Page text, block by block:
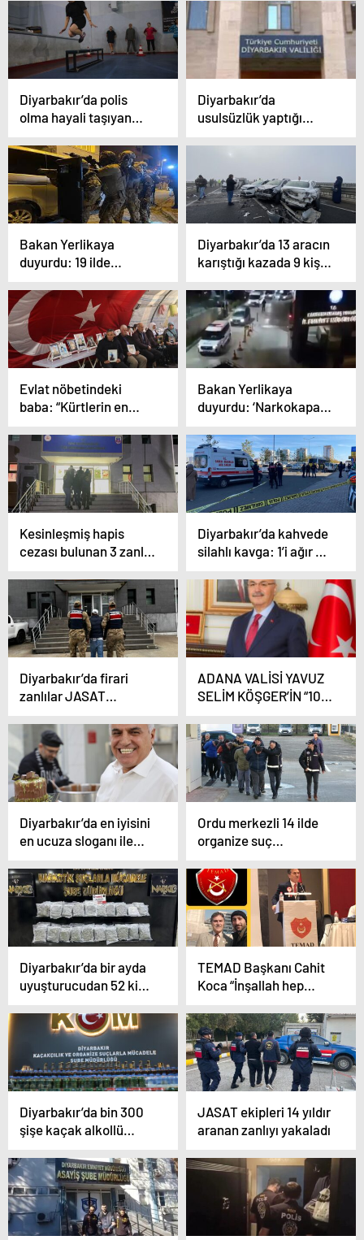
kapsamında Elazığ İl
Başkanlığına Ayfer Koç
Atandı
Diyarbakır’da polis
olma hayali taşıyan
döküyor
Diyarbakır’da
usulsüzlük yaptığı
kurumu süresiz
kapatıldı
Bakan Yerlikaya
duyurdu: 19 ilde
operasyonlarında 40
şüpheli terör örgütü
mensubu yakalandı
Diyarbakır’da 13 aracın
karıştığı kazada 9 kişi
Evlat nöbetindeki
baba: “Kürtlerin en
örgütüdür”
Bakan Yerlikaya
duyurdu: ‘Narkokapan-
Kesinleşmiş hapis
cezası bulunan 3 zanlı
yakalandı
Diyarbakır’da kahvede
silahlı kavga: 1’i ağır 4
Diyarbakır’da firari
zanlılar JASAT
ADANA VALİSİ YAVUZ
SELİM KÖŞGER’İN “10
HAKLARI GÜNÜ”
MESAJI
Diyarbakır’da en iyisini
en ucuza sloganı ile
Hacıbaba’dan
Ordu merkezli 14 ilde
organize suç
tutuklama
Diyarbakır’da bir ayda
uyuşturucudan 52 kişi
TEMAD Başkanı Cahit
Koca “İnşallah hep
bu hedefleri
gerçekleştireceğiz”
Diyarbakır’da bin 300
şişe kaçak alkollü
JASAT ekipleri 14 yıldır
aranan zanlıyı yakaladı